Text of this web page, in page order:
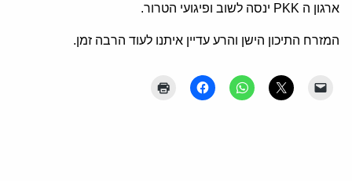
ארגון ה PKK ינסה לשוב ופיגועי הטרור.
המזרח התיכון הישן והרע עדיין איתנו לעוד הרבה זמן.